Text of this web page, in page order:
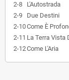
2-8
L'Autostrada
2-9
Due Destini
2-10Come È
2-11 La Terra Vista
2-12Come L'Aria